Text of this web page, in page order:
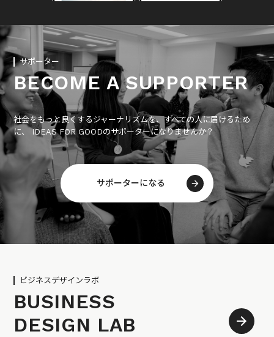
サポーター
BECOME A SUPPORTER
社会をもっと良くするジャーナリズムを、すべての人に届けるため
に、 IDEAS FOR GOODのサポーターになりませんか？
サポーターになる
ビジネスデザインラボ
BUSINESS
DESIGN LAB